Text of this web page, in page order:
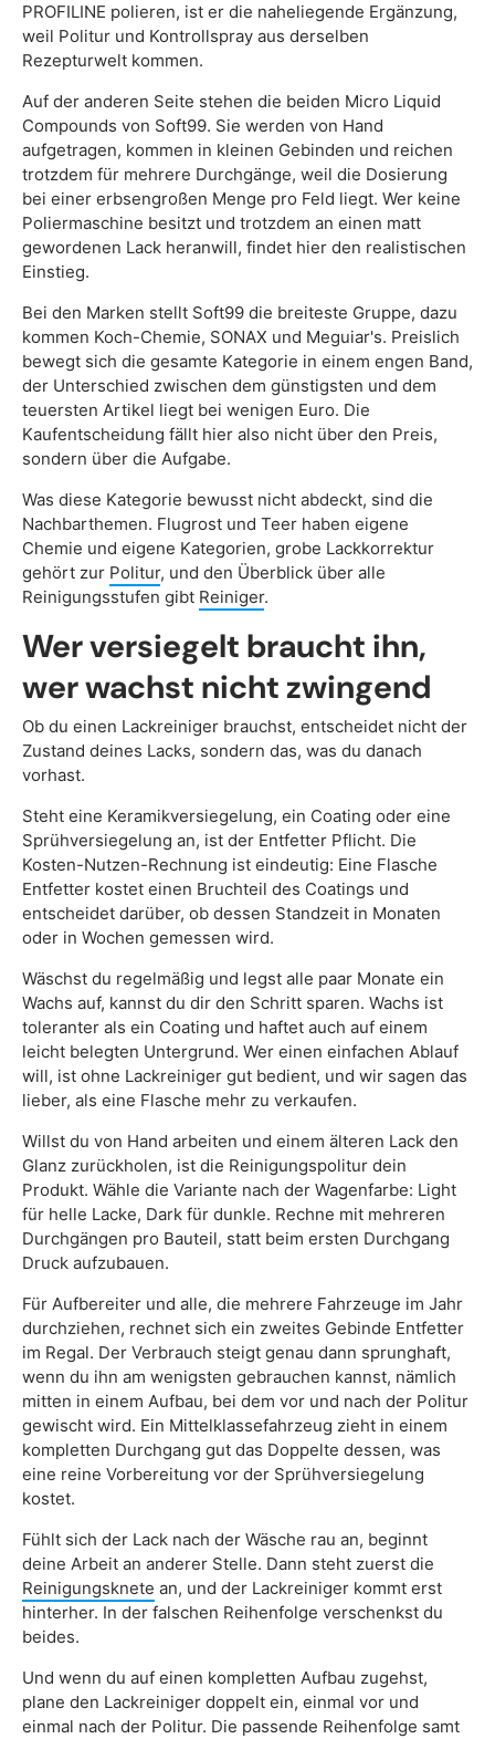
PROFILINE polieren, ist er die naheliegende Ergänzung,
weil Politur und Kontrollspray aus derselben
Rezepturwelt kommen.
Auf der anderen Seite stehen die beiden Micro Liquid
Compounds von Soft99. Sie werden von Hand
aufgetragen, kommen in kleinen Gebinden und reichen
trotzdem für mehrere Durchgänge, weil die Dosierung
bei einer erbsengroßen Menge pro Feld liegt. Wer keine
Poliermaschine besitzt und trotzdem an einen matt
gewordenen Lack heranwill, findet hier den realistischen
Einstieg.
Bei den Marken stellt Soft99 die breiteste Gruppe, dazu
kommen Koch-Chemie, SONAX und Meguiar's. Preislich
bewegt sich die gesamte Kategorie in einem engen Band,
der Unterschied zwischen dem günstigsten und dem
teuersten Artikel liegt bei wenigen Euro. Die
Kaufentscheidung fällt hier also nicht über den Preis,
sondern über die Aufgabe.
Was diese Kategorie bewusst nicht abdeckt, sind die
Nachbarthemen. Flugrost und Teer haben eigene
Chemie und eigene Kategorien, grobe Lackkorrektur
gehört zur Politur, und den Überblick über alle
Reinigungsstufen gibt Reiniger.
Wer versiegelt braucht ihn,
wer wachst nicht zwingend
Ob du einen Lackreiniger brauchst, entscheidet nicht der
Zustand deines Lacks, sondern das, was du danach
vorhast.
Steht eine Keramikversiegelung, ein Coating oder eine
Sprühversiegelung an, ist der Entfetter Pflicht. Die
Kosten-Nutzen-Rechnung ist eindeutig: Eine Flasche
Entfetter kostet einen Bruchteil des Coatings und
entscheidet darüber, ob dessen Standzeit in Monaten
oder in Wochen gemessen wird.
Wäschst du regelmäßig und legst alle paar Monate ein
Wachs auf, kannst du dir den Schritt sparen. Wachs ist
toleranter als ein Coating und haftet auch auf einem
leicht belegten Untergrund. Wer einen einfachen Ablauf
will, ist ohne Lackreiniger gut bedient, und wir sagen das
lieber, als eine Flasche mehr zu verkaufen.
Willst du von Hand arbeiten und einem älteren Lack den
Glanz zurückholen, ist die Reinigungspolitur dein
Produkt. Wähle die Variante nach der Wagenfarbe: Light
für helle Lacke, Dark für dunkle. Rechne mit mehreren
Durchgängen pro Bauteil, statt beim ersten Durchgang
Druck aufzubauen.
Für Aufbereiter und alle, die mehrere Fahrzeuge im Jahr
durchziehen, rechnet sich ein zweites Gebinde Entfetter
im Regal. Der Verbrauch steigt genau dann sprunghaft,
wenn du ihn am wenigsten gebrauchen kannst, nämlich
mitten in einem Aufbau, bei dem vor und nach der Politur
gewischt wird. Ein Mittelklassefahrzeug zieht in einem
kompletten Durchgang gut das Doppelte dessen, was
eine reine Vorbereitung vor der Sprühversiegelung
kostet.
Fühlt sich der Lack nach der Wäsche rau an, beginnt
deine Arbeit an anderer Stelle. Dann steht zuerst die
Reinigungsknete an, und der Lackreiniger kommt erst
hinterher. In der falschen Reihenfolge verschenkst du
beides.
Und wenn du auf einen kompletten Aufbau zugehst,
plane den Lackreiniger doppelt ein, einmal vor und
einmal nach der Politur. Die passende Reihenfolge samt